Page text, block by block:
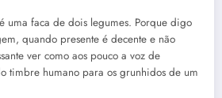
uma faca de dois legumes. Porque digo
quando presente é decente e não
ver como aos pouco a voz de
timbre humano para os grunhidos de um